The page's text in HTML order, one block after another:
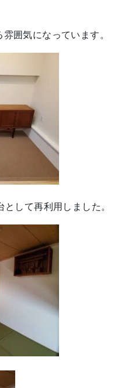
囲気になっています。
して再利用しました。